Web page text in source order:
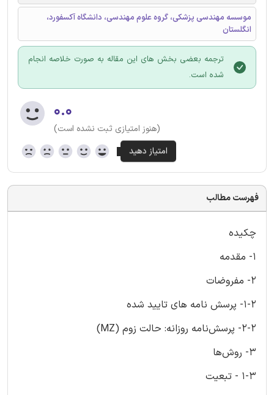
موسسه مهندسی پزشکی، گروه علوم مهندسی، دانشگاه آکسفورد،
انگلستان
ترجمه بعضی بخش های این مقاله به صورت خلاصه انجام
شده است.
۰.۰
(هنوز امتیازی ثبت نشده است)
فهرست مطالب
چکیده
1- مقدمه
2- مفروضات
1-2- پرسش نامه های تایید شده
2-2- پرسش‌نامه روزانه: حالت زوم (MZ)
3- روش‌ها
1-3 - تبعیت